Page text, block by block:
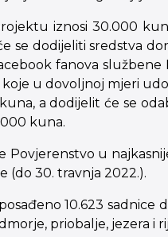
iznosi 30.000
se dodijeliti sredstva
fanova
u dovoljnoj mjeri
a dodijelit će se
kuna.
u
(do 30. travnja 2022.).
10.623
priobalje,